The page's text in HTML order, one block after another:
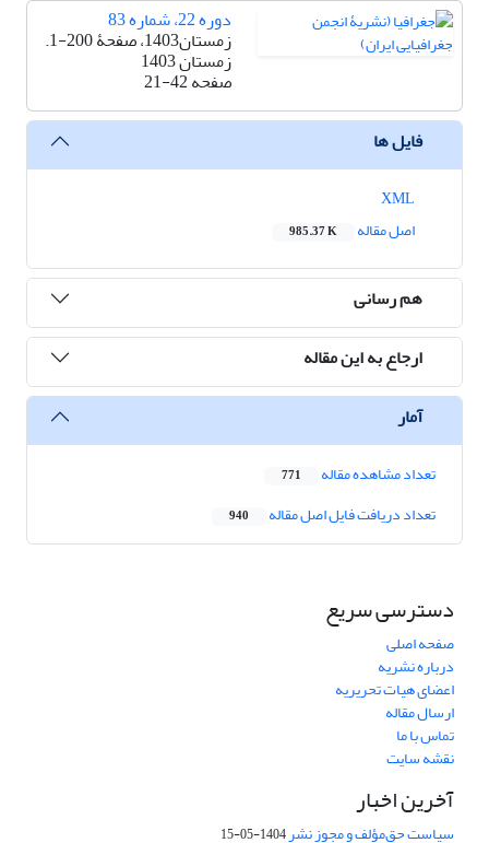
دوره 22، شماره 83
زمستان1403، صفحۀ 200-1.
زمستان 1403
صفحه21-42
فایل ها
اصل مقاله
985.37 K
هم رسانی
ارجاع به این مقاله
آمار
تعداد مشاهده مقاله 771
تعداد دریافت فایل اصل مقاله 940
دسترسی سریع
صفحه اصلی
درباره نشریه
اعضای هیات تحریریه
ارسال مقاله
تماس با ما
نقشه سایت
آخرین اخبار
سیاست حق‌مؤلف و مجوز نشر1404-05-15